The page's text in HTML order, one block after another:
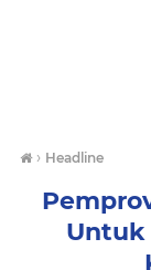
› Headline
Untuk